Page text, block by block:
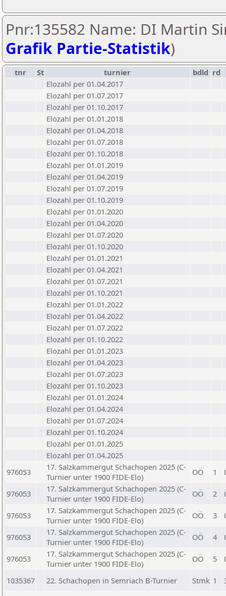
Pnr:135582 Name: DI Martin
Grafik Partie-Statistik)
tnr St turnier bdld rd
Elozahl per 01.04.2017
Elozahl per 01.07.2017
Elozahl per 01.10.2017
Elozahl per 01.01.2018
Elozahl per 01.04.2018
Elozahl per 01.07.2018
Elozahl per 01.10.2018
Elozahl per 01.01.2019
Elozahl per 01.04.2019
Elozahl per 01.07.2019
Elozahl per 01.10.2019
Elozahl per 01.01.2020
Elozahl per 01.04.2020
Elozahl per 01.07.2020
Elozahl per 01.10.2020
Elozahl per 01.01.2021
Elozahl per 01.04.2021
Elozahl per 01.07.2021
Elozahl per 01.10.2021
Elozahl per 01.01.2022
Elozahl per 01.04.2022
Elozahl per 01.07.2022
Elozahl per 01.10.2022
Elozahl per 01.01.2023
Elozahl per 01.04.2023
Elozahl per 01.07.2023
Elozahl per 01.10.2023
Elozahl per 01.01.2024
Elozahl per 01.04.2024
Elozahl per 01.07.2024
Elozahl per 01.10.2024
Elozahl per 01.01.2025
Elozahl per 01.04.2025
976053
17. Salzkammergut Schachopen 2025 (C-
Turnier unter 1900 FIDE-Elo)
OÖ 1
976053
17. Salzkammergut Schachopen 2025 (C-
Turnier unter 1900 FIDE-Elo)
OÖ 2
976053
17. Salzkammergut Schachopen 2025 (C-
Turnier unter 1900 FIDE-Elo)
OÖ 3
976053
17. Salzkammergut Schachopen 2025 (C-
Turnier unter 1900 FIDE-Elo)
OÖ 4
976053
17. Salzkammergut Schachopen 2025 (C-
Turnier unter 1900 FIDE-Elo)
OÖ 5
1035367 22. Schachopen in Semriach B-Turnier Stmk 1